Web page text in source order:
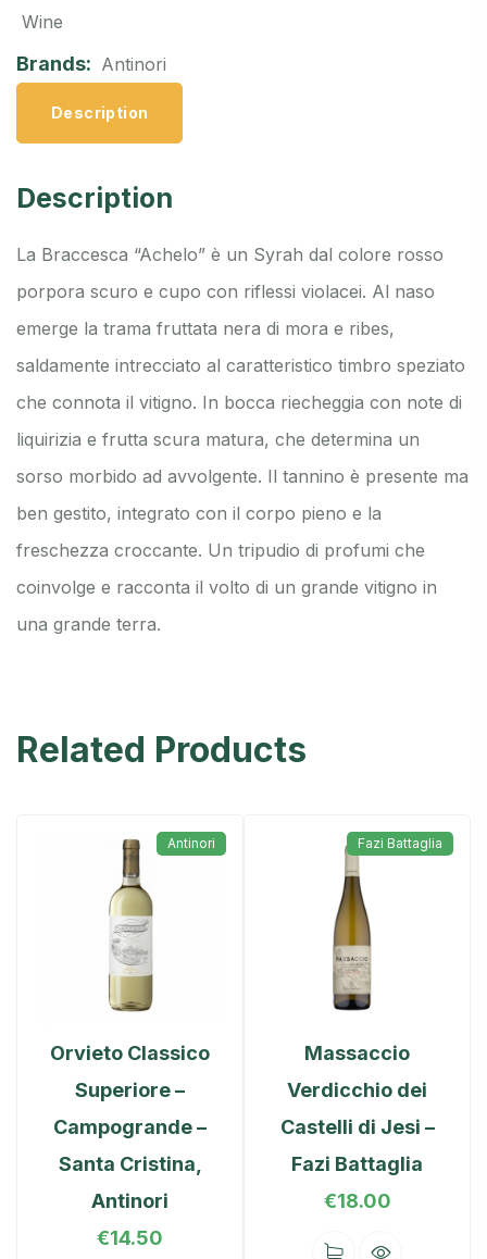
Wine
Brands: Antinori
Description
Description
La Braccesca “Achelo” è un Syrah dal colore rosso
porpora scuro e cupo con riflessi violacei. Al naso
emerge la trama fruttata nera di mora e ribes,
saldamente intrecciato al caratteristico timbro speziato
che connota il vitigno. In bocca riecheggia con note di
liquirizia e frutta scura matura, che determina un
sorso morbido ad avvolgente. Il tannino è presente ma
ben gestito, integrato con il corpo pieno e la
freschezza croccante. Un tripudio di profumi che
coinvolge e racconta il volto di un grande vitigno in
una grande terra.
Related Products
Antinori
Orvieto Classico
Superiore –
Campogrande –
Santa Cristina,
Antinori
€14.50
Fazi Battaglia
Massaccio
Verdicchio dei
Castelli di Jesi –
Fazi Battaglia
€18.00